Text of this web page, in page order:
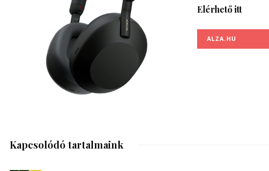
Elérhető itt
ALZA.HU
Kapcsolódó tartalmaink